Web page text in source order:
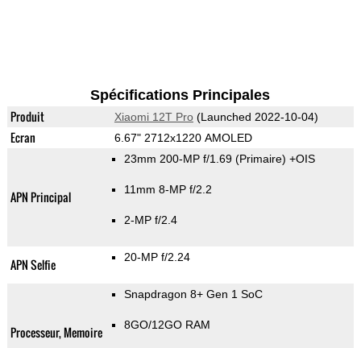
Spécifications Principales
Produit Xiaomi 12T Pro(Launched 2022-10-04)
Ecran 6.67" 2712x1220 AMOLED
APN Principal
23mm 200-MP f/1.69 (Primaire) +OIS
11mm 8-MP f/2.2
2-MP f/2.4
APN Selfie 20-MP f/2.24
Processeur, Memoire
Snapdragon 8+ Gen 1 SoC
8GO/12GO RAM